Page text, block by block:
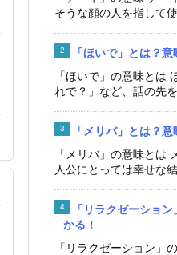
そうな顔の人を指して使
「ほいで」とは？
「ほいで」の意味とは
れで？」など、話の先を
「メリバ」とは？
「メリバ」の意味とは
人公にとっては幸せな結
「リラクゼーショ
かる！
「リラクゼーション」